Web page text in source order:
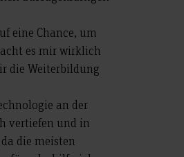
eine Chance, um
es mir wirklich
die Weiterbildung
an der
vertiefen und in
die meisten